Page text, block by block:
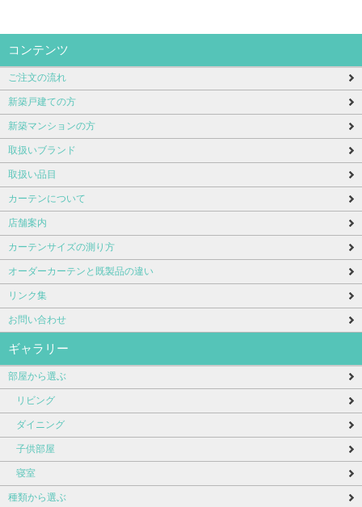
コンテンツ
ご注文の流れ
新築戸建ての方
新築マンションの方
取扱いブランド
取扱い品目
カーテンについて
店舗案内
カーテンサイズの測り方
オーダーカーテンと既製品の違い
リンク集
お問い合わせ
ギャラリー
部屋から選ぶ
リビング
ダイニング
子供部屋
寝室
種類から選ぶ